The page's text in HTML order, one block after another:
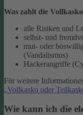
Was zahlt die
alle Risiken und
selbst- und
mut- oder
(Vandalismus)
Hackerangriffe
Für weitere
„Vollkasko oder
Wie kann ich die